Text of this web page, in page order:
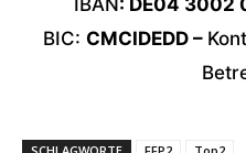
BIC: CMCIDEDD –